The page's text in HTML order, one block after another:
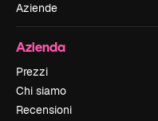
Aziende
Azienda
Prezzi
Chi siamo
Recensioni